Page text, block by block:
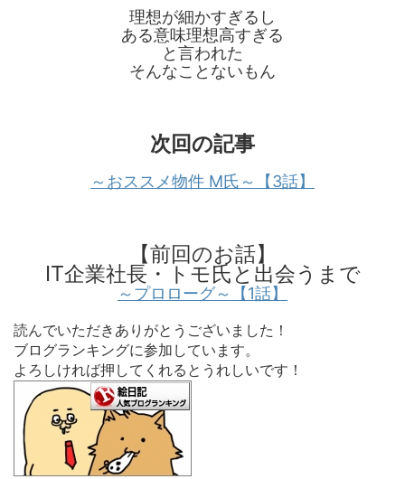
理想が細かすぎるし
ある意味理想高すぎる
と言われた
そんなことないもん
次回の記事
～おススメ物件 M氏～【3話】
【前回のお話】
IT企業社長・トモ氏と出会うまで
～プロローグ～【1話】
読んでいただきありがとうございました！
ブログランキングに参加しています。
よろしければ押してくれるとうれしいです！